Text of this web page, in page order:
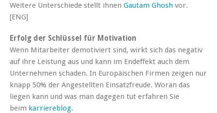
Weitere Unterschiede stellt ihnen Gautam Ghosh vor.
[ENG]
Erfolg der Schlüssel für Motivation
Wenn Mitarbeiter demotiviert sind, wirkt sich das negativ
auf ihre Leistung aus und kann im Endeffekt auch dem
Unternehmen schaden. In Europäischen Firmen zeigen nur
knapp 50% der Angestellten Einsatzfreude. Woran das
liegen kann und was man dagegen tut erfahren Sie
beim karriereblog.